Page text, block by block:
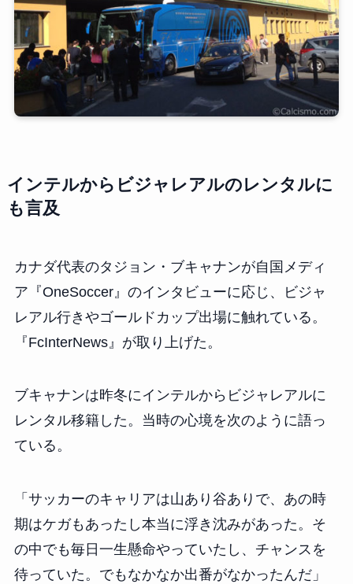
インテルからビジャレアルのレンタルに
も言及
カナダ代表のタジョン・ブキャナンが自国メディ
ア『OneSoccer』のインタビューに応じ、ビジャ
レアル行きやゴールドカップ出場に触れている。
『FcInterNews』が取り上げた。
ブキャナンは昨冬にインテルからビジャレアルに
レンタル移籍した。当時の心境を次のように語っ
ている。
「サッカーのキャリアは山あり谷ありで、あの時
期はケガもあったし本当に浮き沈みがあった。そ
の中でも毎日一生懸命やっていたし、チャンスを
待っていた。でもなかなか出番がなかったんだ」